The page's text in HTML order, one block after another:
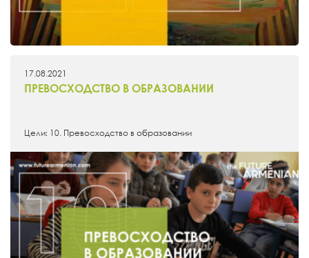
17.08.2021
ПРЕВОСХОДСТВО В ОБРАЗОВАНИИ
Цели։ 10. Превосходство в образовании